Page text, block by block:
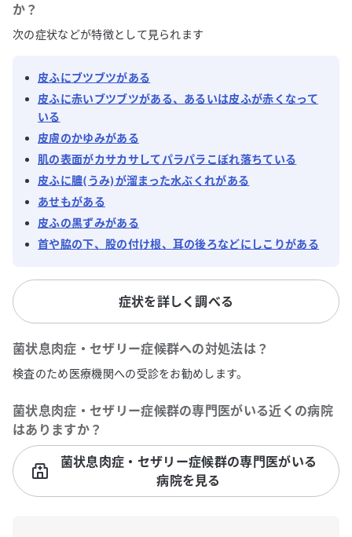
か？
次の症状などが特徴として見られます
皮ふにブツブツがある
皮ふに赤いブツブツがある、あるいは皮ふが赤くなって
いる
皮膚のかゆみがある
肌の表面がカサカサしてパラパラこぼれ落ちている
皮ふに膿(うみ)が溜まった水ぶくれがある
あせもがある
皮ふの黒ずみがある
首や脇の下、股の付け根、耳の後ろなどにしこりがある
症状を詳しく調べる
菌状息肉症・セザリー症候群への対処法は？
検査のため医療機関への受診をお勧めします。
菌状息肉症・セザリー症候群の専門医がいる近くの病院
はありますか？
菌状息肉症・セザリー症候群の専門医がいる
病院を見る